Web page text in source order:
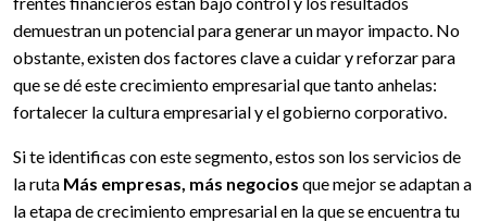
demuestran un potencial para generar un mayor impacto. No
obstante, existen dos factores clave a cuidar y reforzar para
que se dé este crecimiento empresarial que tanto anhelas:
fortalecer la cultura empresarial y el gobierno corporativo.
Si te identificas con este segmento, estos son los servicios de
la ruta Más empresas, más negocios que mejor se adaptan a
la etapa de crecimiento empresarial en la que se encuentra tu